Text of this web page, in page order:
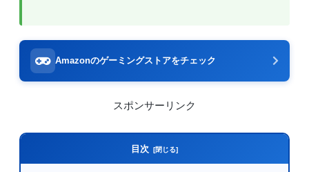
Amazonのゲーミングストアをチェック
スポンサーリンク
目次